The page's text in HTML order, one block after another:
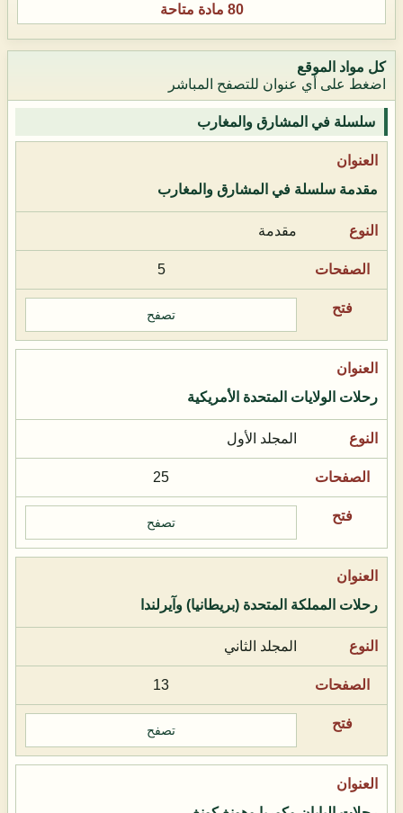
80 مادة متاحة
كل مواد الموقع
اضغط على أي عنوان للتصفح المباشر
سلسلة في المشارق والمغارب
مقدمة سلسلة في المشارق والمغارب
مقدمة
5
تصفح
رحلات الولايات المتحدة الأمريكية
المجلد الأول
25
تصفح
رحلات المملكة المتحدة (بريطانيا) وآيرلندا
المجلد الثاني
13
تصفح